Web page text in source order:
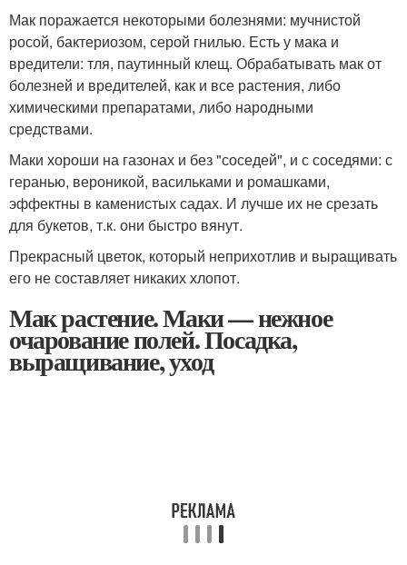
Мак поражается некоторыми болезнями: мучнистой
росой, бактериозом, серой гнилью. Есть у мака и
вредители: тля, паутинный клещ. Обрабатывать мак от
болезней и вредителей, как и все растения, либо
химическими препаратами, либо народными
средствами.
Маки хороши на газонах и без "соседей", и с соседями: с
геранью, вероникой, васильками и ромашками,
эффектны в каменистых садах. И лучше их не срезать
для букетов, т.к. они быстро вянут.
Прекрасный цветок, который неприхотлив и выращивать
его не составляет никаких хлопот.
Мак растение. Маки — нежное
очарование полей. Посадка,
выращивание, уход